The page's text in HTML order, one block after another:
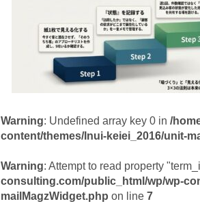
Warning: Undefined array key 0 in /
content/themes/Inui-keiei_2016/unit-
Warning: Attempt to read property
consulting.com/public_html/wp/wp-
mailMagzWidget.php on line 7